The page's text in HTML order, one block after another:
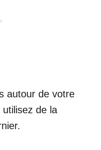
autour de votre
de la